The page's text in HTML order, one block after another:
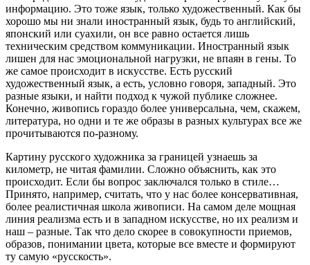
информацию. Это тоже язык, только художественный. Как бы
хорошо мы ни знали иностранный язык, будь то английский,
японский или суахили, он все равно остается лишь
техническим средством коммуникации. Иностранный язык
лишен для нас эмоциональной нагрузки, не впаян в гены. То
же самое происходит в искусстве. Есть русский
художественный язык, а есть, условно говоря, западный. Это
разные языки, и найти подход к чужой публике сложнее.
Конечно, живопись гораздо более универсальна, чем, скажем,
литература, но одни и те же образы в разных культурах все же
прочитываются по-разному.
Картину русского художника за границей узнаешь за
километр, не читая фамилии. Сложно объяснить, как это
происходит. Если бы вопрос заключался только в стиле…
Принято, например, считать, что у нас более консервативная,
более реалистичная школа живописи. На самом деле мощная
линия реализма есть и в западном искусстве, но их реализм и
наш – разные. Так что дело скорее в совокупности приемов,
образов, понимании цвета, которые все вместе и формируют
ту самую «русскость».